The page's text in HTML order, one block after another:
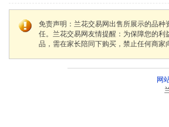
免责声明：兰花交易网出售所展示的品
任。兰花交易网友情提醒：为保障您的利
品，需在家长陪同下购买，禁止任何商
网